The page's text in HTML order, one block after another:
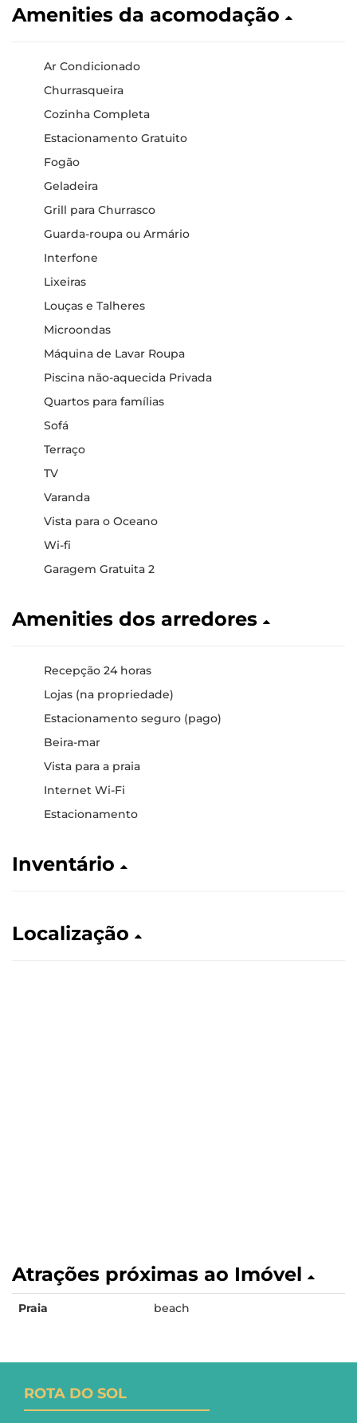
Amenities da acomodação
Ar Condicionado
Churrasqueira
Cozinha Completa
Estacionamento Gratuito
Fogão
Geladeira
Grill para Churrasco
Guarda-roupa ou Armário
Interfone
Lixeiras
Louças e Talheres
Microondas
Máquina de Lavar Roupa
Piscina não-aquecida Privada
Quartos para famílias
Sofá
Terraço
TV
Varanda
Vista para o Oceano
Wi-fi
Garagem Gratuita 2
Amenities dos arredores
Recepção 24 horas
Lojas (na propriedade)
Estacionamento seguro (pago)
Beira-mar
Vista para a praia
Internet Wi-Fi
Estacionamento
Inventário
Localização
Atrações próximas ao Imóvel
Praia beach
ROTA DO SOL